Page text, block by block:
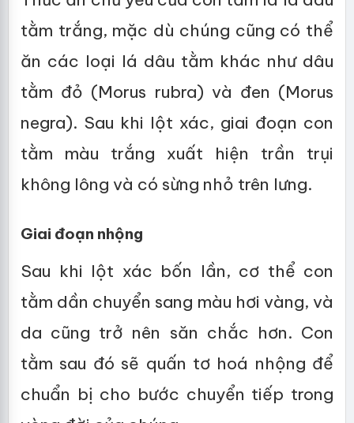
tằm trắng, mặc dù chúng cũng có thể
ăn các loại lá dâu tằm khác như dâu
tằm đỏ (Morus rubra) và đen (Morus
negra). Sau khi lột xác, giai đoạn con
tằm màu trắng xuất hiện trần trụi
không lông và có sừng nhỏ trên lưng.
Giai đoạn nhộng
Sau khi lột xác bốn lần, cơ thể con
tằm dần chuyển sang màu hơi vàng, và
da cũng trở nên săn chắc hơn. Con
tằm sau đó sẽ quấn tơ hoá nhộng để
chuẩn bị cho bước chuyển tiếp trong